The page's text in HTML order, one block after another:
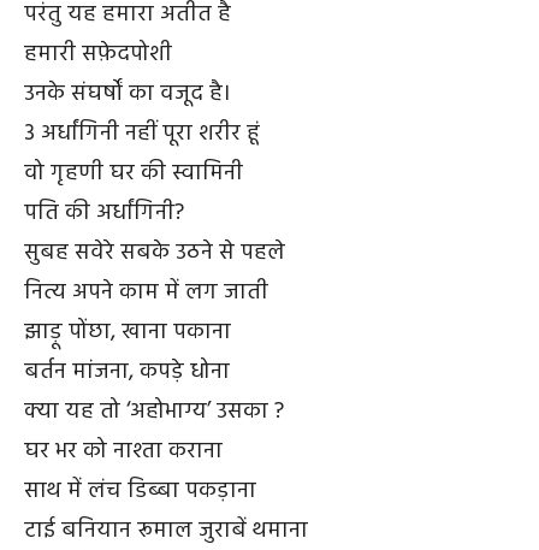
परंतु यह हमारा अतीत है
हमारी सफ़ेदपोशी
उनके संघर्षों का वजूद है।
3 अर्धांगिनी नहीं पूरा शरीर हूं
वो गृहणी घर की स्वामिनी
पति की अर्धांगिनी?
सुबह सवेरे सबके उठने से पहले
नित्य अपने काम में लग जाती
झाड़ू पोंछा, खाना पकाना
बर्तन मांजना, कपड़े धोना
क्या यह तो ‘अहोभाग्य’ उसका ?
घर भर को नाश्ता कराना
साथ में लंच डिब्बा पकड़ाना
टाई बनियान रूमाल जुराबें थमाना